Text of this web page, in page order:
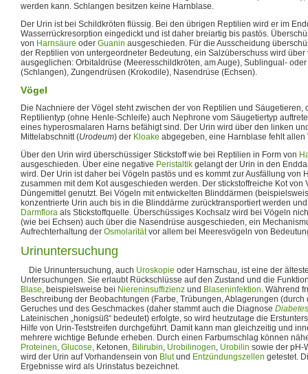
werden kann. Schlangen besitzen keine Harnblase.
Der Urin ist bei Schildkröten flüssig. Bei den übrigen Reptilien wird er im
Wasserrückresorption eingedickt und ist daher breiartig bis pastös.
von Harnsäure oder Guanin ausgeschieden. Für die Ausscheidung
der Reptilien von untergeordneter Bedeutung, ein Salzüberschuss wird
ausgeglichen: Orbitaldrüse (Meeresschildkröten, am Auge), Sublingual-
(Schlangen), Zungendrüsen (Krokodile), Nasendrüse (Echsen).
Vögel
Die Nachniere der Vögel steht zwischen der von Reptilien und Säugetieren,
Reptilientyp (ohne Henle-Schleife) auch Nephrone vom Säugetiertyp
eines hyperosmalaren Harns befähigt sind. Der Urin wird über den linken
Mittelabschnitt (Urodeum) der Kloake abgegeben, eine Harnblase fehlt allen
Über den Urin wird überschüssiger Stickstoff wie bei Reptilien in Form von
ausgeschieden. Über eine negative Peristaltik gelangt der Urin in den
wird. Der Urin ist daher bei Vögeln pastös und es kommt zur Ausfällung von
zusammen mit dem Kot ausgeschieden werden. Der stickstoffreiche Kot von
Düngemittel genutzt. Bei Vögeln mit entwickelten Blinddärmen
konzentrierte Urin auch bis in die Blinddärme zurücktransportiert werden
Darmflora als Stickstoffquelle. Überschüssiges Kochsalz wird bei Vögeln
(wie bei Echsen) auch über die Nasendrüse ausgeschieden, ein
Aufrechterhaltung der Osmolaritätvor allem bei Meeresvögeln von
Urinuntersuchung
Die Urinuntersuchung, auch Uroskopie oder Harnschau, ist eine der
Untersuchungen. Sie erlaubt Rückschlüsse auf den Zustand und die
Blase, beispielsweise bei Niereninsuffizienz und Blaseninfektion. Während
Beschreibung der Beobachtungen (Farbe, Trübungen, Ablagerungen
Geruches und des Geschmackes (daher stammt auch die Diagnose
Lateinischen „honigsüß“ bedeutet) erfolgte, so wird heutzutage die
Hilfe von Urin-Teststreifen durchgeführt. Damit kann man gleichzeitig und
mehrere wichtige Befunde erheben. Durch einen Farbumschlag können
Proteinen, Glucose, Ketonen, Bilirubin, Urobilinogen, Urobilin sowie der pH-
wird der Urin auf Vorhandensein von Blutund Entzündungszellen getestet.
Ergebnisse wird als Urinstatus bezeichnet.